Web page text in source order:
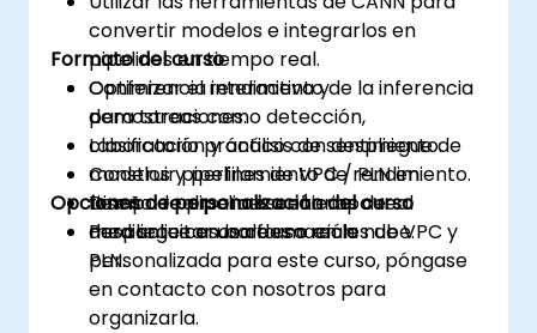
convertir modelos e integrarlos en
pipelines en tiempo real.
Optimizar el rendimiento de la inferencia
para tareas como detección,
clasificación y análisis de sentimiento.
Construir pipelines de VPC / PLN en
tiempo real para escenarios de
despliegue en bordes o en la nube.
Formato del curso
Conferencia interactiva y
demostraciones.
Laboratorio práctico con despliegue de
modelos y perfilamiento de rendimiento.
Diseño de pipelines en tiempo real
mediante casos de uso reales de VPC y
PLN.
Opciones de personalización del curso
Para solicitar una formación
personalizada para este curso, póngase
en contacto con nosotros para
organizarla.